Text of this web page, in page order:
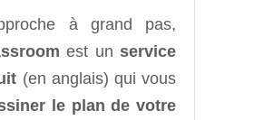
à grand pas,
est un service
(en anglais) qui vous
le plan de votre